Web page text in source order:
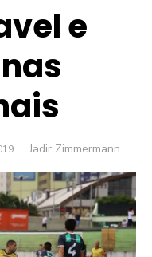
e
Author
Jadir Zimmermann